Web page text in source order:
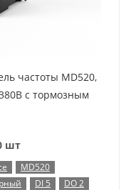
частоты MD520,
с тормозным
шт
MD520
DI 5
DO 2